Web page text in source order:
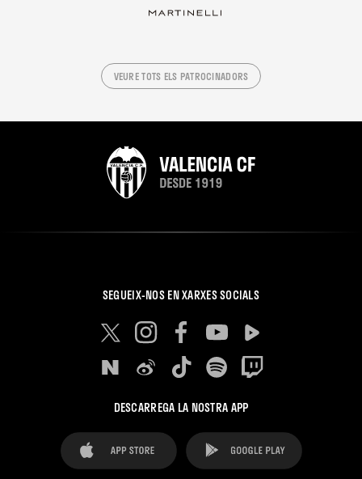
VEURE TOTS ELS PATROCINADORS
SEGUEIX-NOS EN XARXES SOCIALS
DESCARREGA LA NOSTRA APP